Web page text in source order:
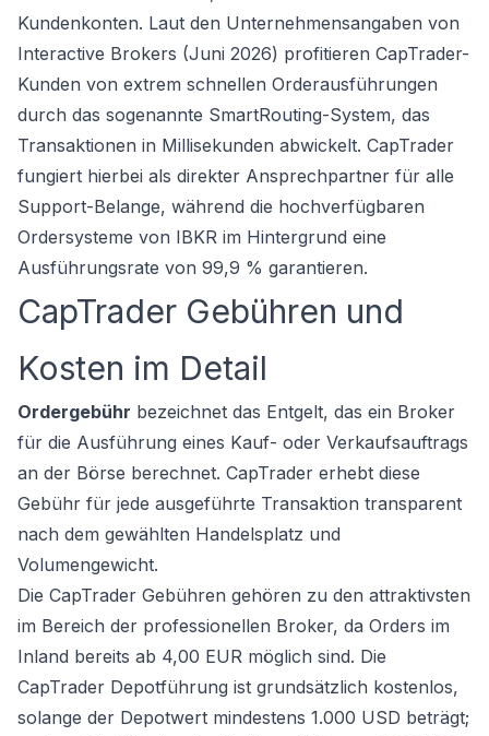
Kundenkonten. Laut den Unternehmensangaben von
Interactive Brokers (Juni 2026) profitieren CapTrader-
Kunden von extrem schnellen Orderausführungen
durch das sogenannte SmartRouting-System, das
Transaktionen in Millisekunden abwickelt. CapTrader
fungiert hierbei als direkter Ansprechpartner für alle
Support-Belange, während die hochverfügbaren
Ordersysteme von IBKR im Hintergrund eine
Ausführungsrate von 99,9 % garantieren.
CapTrader Gebühren und
Kosten im Detail
Ordergebühr bezeichnet das Entgelt, das ein Broker
für die Ausführung eines Kauf- oder Verkaufsauftrags
an der Börse berechnet. CapTrader erhebt diese
Gebühr für jede ausgeführte Transaktion transparent
nach dem gewählten Handelsplatz und
Volumengewicht.
Die CapTrader Gebühren gehören zu den attraktivsten
im Bereich der professionellen Broker, da Orders im
Inland bereits ab 4,00 EUR möglich sind. Die
CapTrader Depotführung ist grundsätzlich kostenlos,
solange der Depotwert mindestens 1.000 USD beträgt;